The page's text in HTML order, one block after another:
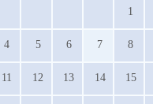
1
4 5 6 7 8
11 12 13 14 15